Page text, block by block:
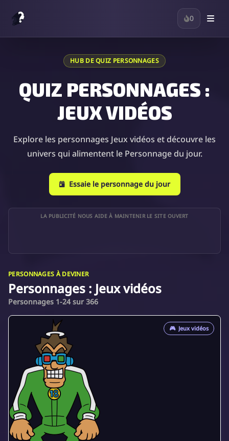
0
HUB DE QUIZ PERSONNAGES
QUIZ PERSONNAGES :
JEUX VIDÉOS
Explore les personnages Jeux vidéos et découvre les
univers qui alimentent le Personnage du jour.
Essaie le personnage du jour
LA PUBLICITÉ NOUS AIDE À MAINTENIR LE SITE OUVERT
PERSONNAGES À DEVINER
Personnages : Jeux vidéos
Personnages 1-24 sur 366
🎮 Jeux vidéos